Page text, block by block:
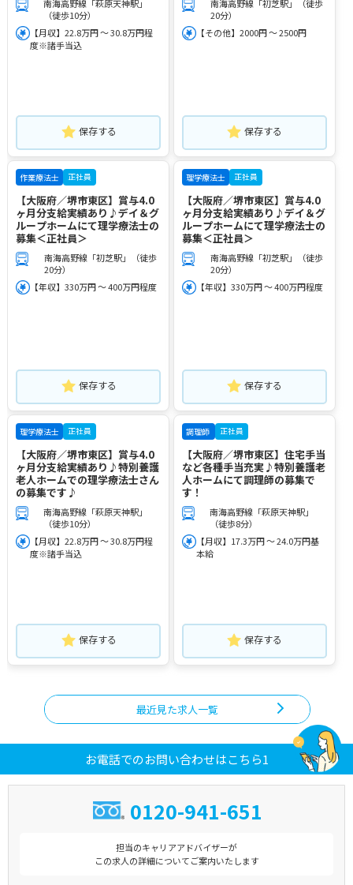
南海高野線「萩原天神駅」
（徒歩10分）
【月収】22.8万円 ～ 30.8万円程
度※諸手当込
保存する
南海高野線「初芝駅」（徒歩
20分）
【その他】2000円 ～ 2500円
保存する
作業療法士 正社員
【大阪府／堺市東区】賞与4.0
ヶ月分支給実績あり♪デイ＆グ
ループホームにて理学療法士の
募集＜正社員＞
南海高野線「初芝駅」（徒歩
20分）
【年収】330万円 ～ 400万円程度
保存する
理学療法士 正社員
【大阪府／堺市東区】賞与4.0
ヶ月分支給実績あり♪デイ＆グ
ループホームにて理学療法士の
募集＜正社員＞
南海高野線「初芝駅」（徒歩
20分）
【年収】330万円 ～ 400万円程度
保存する
理学療法士 正社員
【大阪府／堺市東区】賞与4.0
ヶ月分支給実績あり♪特別養護
老人ホームでの理学療法士さん
の募集です♪
南海高野線「萩原天神駅」
（徒歩10分）
【月収】22.8万円 ～ 30.8万円程
度※諸手当込
保存する
調理師 正社員
【大阪府／堺市東区】住宅手当
など各種手当充実♪特別養護老
人ホームにて調理師の募集で
す！
南海高野線「萩原天神駅」
（徒歩8分）
【月収】17.3万円 ～ 24.0万円基
本給
保存する
最近見た求人一覧
お電話でのお問い合わせはこちら1
0120-941-651
担当のキャリアアドバイザーが
この求人の詳細についてご案内いたします